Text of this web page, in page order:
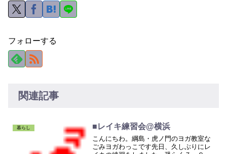
フォローする
関連記事
暮らし ■レイキ練習会@横浜
こんにちわ。綱島・虎ノ門のヨガ教室な
ごみヨガわっこです先日、久しぶりにレ